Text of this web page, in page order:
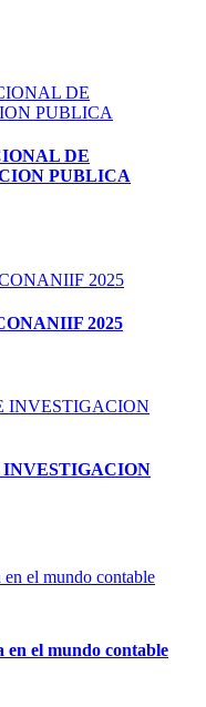
DE
PUBLICA
2025
INVESTIGACION
en el mundo contable